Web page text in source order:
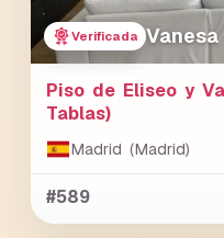
Verificada Vanesa
Piso de Eliseo y
Tablas)
Madrid (Madrid)
#589